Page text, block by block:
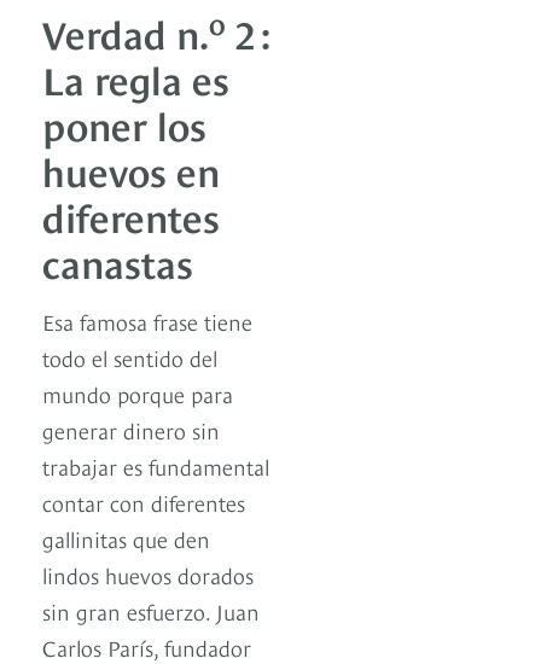
Verdad n.o 2 :
La regla es
poner los
huevos en
diferentes
canastas
Esa famosa frase tiene
todo el sentido del
mundo porque para
generar dinero sin
trabajar es fundamental
contar con diferentes
gallinitas que den
lindos huevos dorados
sin gran esfuerzo. Juan
Carlos París, fundador